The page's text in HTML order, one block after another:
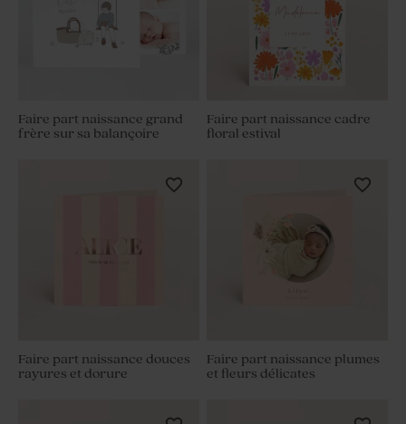
Faire part naissance grand
frère sur sa balançoire
Faire part naissance cadre
floral estival
Faire part naissance douces
rayures et dorure
Faire part naissance plumes
et fleurs délicates